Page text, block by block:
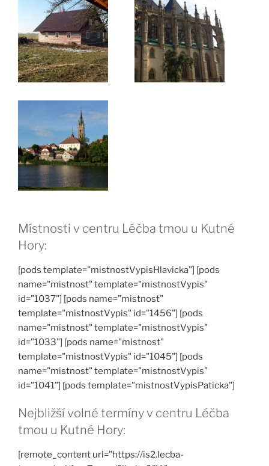
Místnosti v centru Léčba tmou u Kutné
Hory:
[pods template="mistnostVypisHlavicka"] [pods
name="mistnost" template="mistnostVypis"
id="1037"] [pods name="mistnost"
template="mistnostVypis" id="1456"] [pods
name="mistnost" template="mistnostVypis"
id="1033"] [pods name="mistnost"
template="mistnostVypis" id="1045"] [pods
name="mistnost" template="mistnostVypis"
id="1041"] [pods template="mistnostVypisPaticka"]
Nejbližší volné termíny v centru Léčba
tmou u Kutné Hory:
[remote_content url="https://is2.lecba-